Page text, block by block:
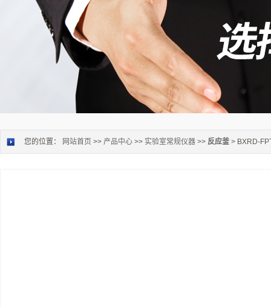
您的位置： 网站首页 >> 产品中心 >> 实验室常规仪器 >> 反应釜 > BXRD-